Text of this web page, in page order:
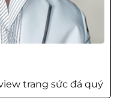
trang sức đá quý